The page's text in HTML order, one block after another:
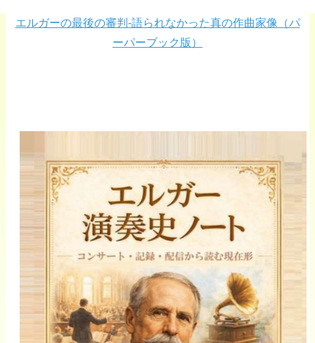
エルガーの最後の審判-語られなかった真の作曲家像（パ
ーパーブック版）